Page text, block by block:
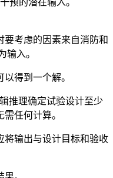
预的潜在输入。
要考虑的因素来自消防和
输入。
得到一个解。
推理确定试验设计至少
任何计算。
将输出与设计目标和验收